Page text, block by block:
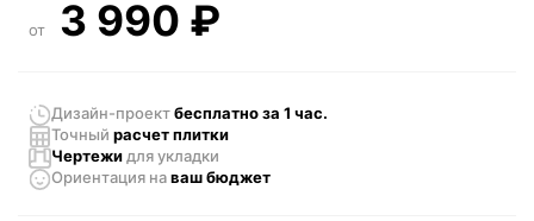
от 3 990 ₽
Дизайн-проектбесплатно за 1 час.
Точный расчет плитки
Чертежи для укладки
Ориентация наваш бюджет